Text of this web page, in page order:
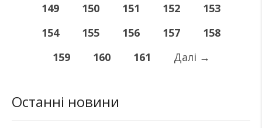
149
150 151 152
153
154
155 156 157
158
159
160 161 Далі →
Останні новини